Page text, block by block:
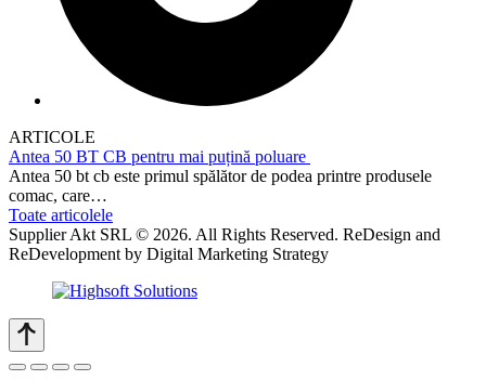
ARTICOLE
Antea 50 BT CB pentru mai puțină poluare
Antea 50 bt cb este primul spălător de podea printre produsele
comac, care…
Toate articolele
Supplier Akt SRL © 2026. All Rights Reserved. ReDesign and
ReDevelopment by Digital Marketing Strategy